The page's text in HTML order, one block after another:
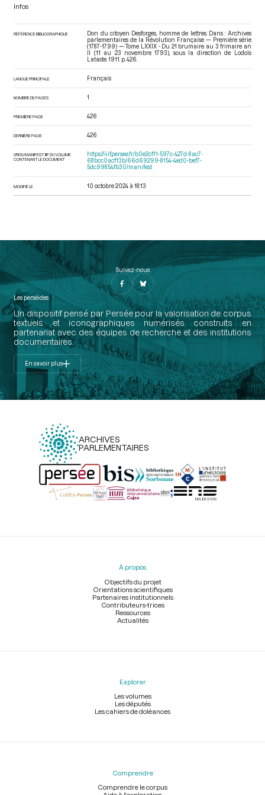
Infos
RÉFÉRENCE BIBLIOGRAPHIQUE
Don du citoyen Desforges, homme de lettres. Dans : Archives
parlementaires de la Révolution Française — Première série
(1787-1799) — Tome LXXIX - Du 21 brumaire au 3 frimaire an
II (11 au 23 novembre 1793) , sous la direction de Lodoïs
Lataste. 1911. p. 426.
LANGUE PRINCIPALE Français
NOMBRE DE PAGES 1
PREMIÈRE PAGE 426
DERNIÈRE PAGE 426
URI DU MANIFEST IIIF DU VOLUME
CONTENANT LE DOCUMENT
https://iiif.persee.fr/b0e2cf11-597c-427d-8ac7-
68bcc0acf13b/66d69299-8154-4ed0-bef7-
5dc99854fb30/manifest
MODIFIÉ LE 10 octobre 2024 à 18:13
Suivez-nous
Les perséides
Un dispositif pensé par Persée pour la valorisation de corpus
textuels et iconographiques numérisés construits en
partenariat avec des équipes de recherche et des institutions
documentaires.
En savoir plus
ARCHIVES
PARLEMENTAIRES
Menu
À propos
Objectifs du projet
Orientations scientifiques
Partenaires institutionnels
Contributeurs-trices
Ressources
Actualités
Explorer
Les volumes
Les députés
Les cahiers de doléances
Comprendre
Comprendre le corpus